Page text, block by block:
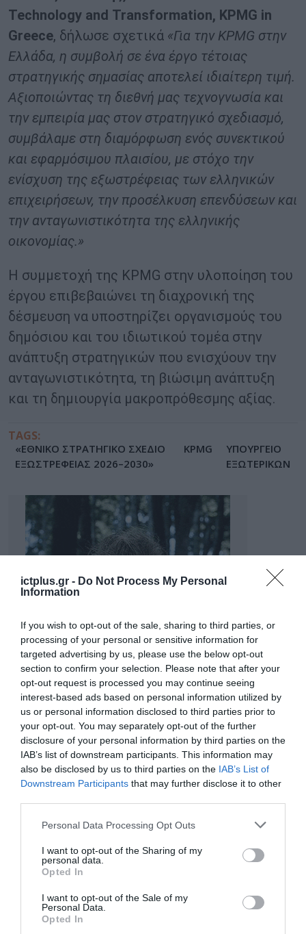
ictplus.gr - Do Not Process My Personal
Information
If you wish to opt-out of the sale, sharing to third parties, or
processing of your personal or sensitive information for
targeted advertising by us, please use the below opt-out
section to confirm your selection. Please note that after your
opt-out request is processed you may continue seeing
interest-based ads based on personal information utilized by
us or personal information disclosed to third parties prior to
your opt-out. You may separately opt-out of the further
disclosure of your personal information by third parties on the
IAB’s list of downstream participants. This information may
also be disclosed by us to third parties on the IAB’s List of
Downstream Participants that may further disclose it to other
Please note that this website/app uses one or more Google
not limited to your visit or usage behaviour. You may click to
grant or deny consent to Google and its third-party tags to
use your data for below specified purposes in below Google
consent section.
Personal Data Processing Opt Outs
I want to opt-out of the Sharing of my
personal data.
Opted In
I want to opt-out of the Sale of my
Personal Data.
Opted In
Technology and Transformation, KPMG in
Greece, δήλωσε σχετικά «Για την KPMG στην
Ελλάδα, η συμβολή σε ένα έργο τέτοιας
στρατηγικής σημασίας αποτελεί ιδιαίτερη τιμή.
Αξιοποιώντας τη διεθνή μας τεχνογνωσία και
την εμπειρία μας στον στρατηγικό σχεδιασμό,
συμβάλαμε στη διαμόρφωση ενός συνεκτικού
και εφαρμόσιμου πλαισίου, με στόχο την
ενίσχυση της εξωστρέφειας των ελληνικών
επιχειρήσεων, την προσέλκυση επενδύσεων και
την ανταγωνιστικότητα της ελληνικής
οικονομίας.»
Η συμμετοχή της KPMG στην υλοποίηση του
έργου επιβεβαιώνει τη διαχρονική της
δέσμευση να υποστηρίζει οργανισμούς του
δημόσιου και του ιδιωτικού τομέα στην
ανάπτυξη στρατηγικών που ενισχύουν την
ανταγωνιστικότητα, τη βιώσιμη ανάπτυξη
και τη δημιουργία μακροπρόθεσμης αξίας.
TAGS:
«ΕΘΝΙΚΟ ΣΤΡΑΤΗΓΙΚΟ ΣΧΕΔΙΟ
ΕΞΩΣΤΡΕΦΕΙΑΣ 2026–2030»
KPMG
ΥΠΟΥΡΓΕΙΟ
ΕΞΩΤΕΡΙΚΩΝ